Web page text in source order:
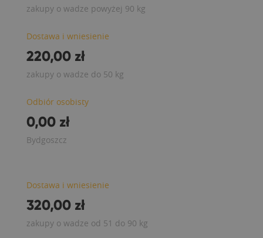
zakupy o wadze powyżej 90 kg
Dostawa i wniesienie
220,00 zł
zakupy o wadze do 50 kg
Odbiór osobisty
0,00 zł
Bydgoszcz
Dostawa i wniesienie
320,00 zł
zakupy o wadze od 51 do 90 kg